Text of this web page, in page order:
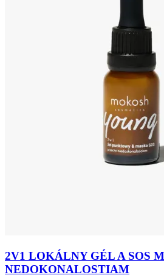
2V1 LOKÁLNY GÉL A SOS
NEDOKONALOSTIAM